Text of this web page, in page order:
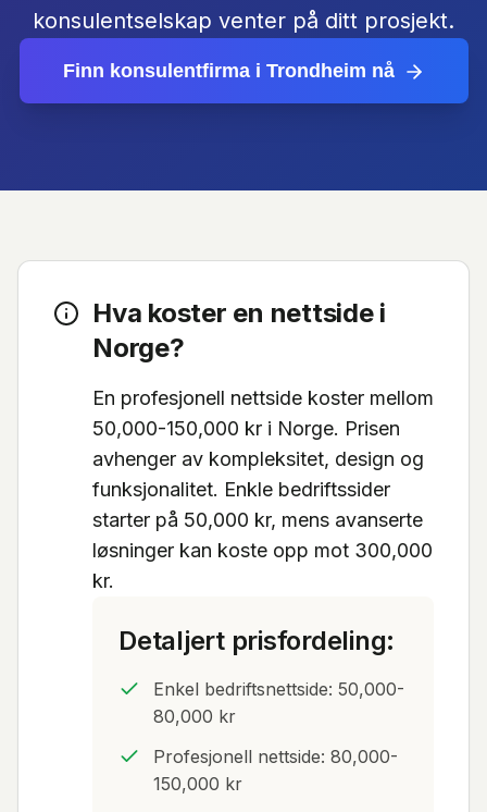
konsulentselskap venter på ditt prosjekt.
Finn konsulentfirma i Trondheim nå
Hva koster en nettside i
Norge?
En profesjonell nettside koster mellom
50,000-150,000 kr i Norge. Prisen
avhenger av kompleksitet, design og
funksjonalitet. Enkle bedriftssider
starter på 50,000 kr, mens avanserte
løsninger kan koste opp mot 300,000
kr.
Detaljert prisfordeling:
Enkel bedriftsnettside: 50,000-
80,000 kr
Profesjonell nettside: 80,000-
150,000 kr